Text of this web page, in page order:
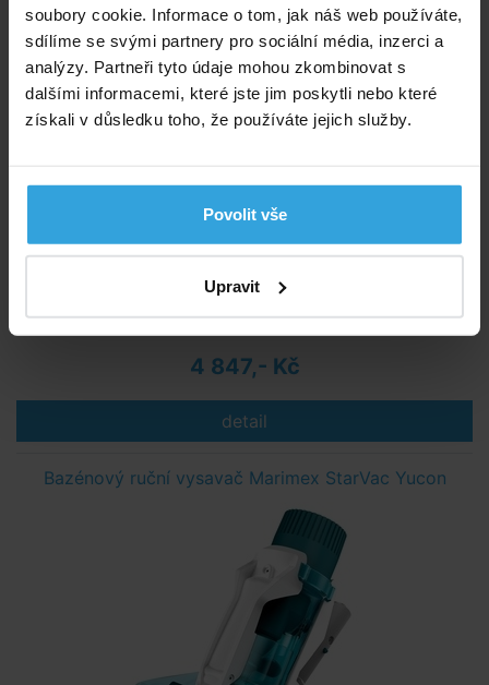
soubory cookie. Informace o tom, jak náš web používáte,
sdílíme se svými partnery pro sociální média, inzerci a
analýzy. Partneři tyto údaje mohou zkombinovat s
dalšími informacemi, které jste jim poskytli nebo které
získali v důsledku toho, že používáte jejich služby.
Povolit vše
Upravit
Akumulátorový bazénový vysavač MAGIX 27 čistí dno bazénu bez kabelů!
Nedostupné
4 847,- Kč
detail
Bazénový ruční vysavač Marimex StarVac Yucon